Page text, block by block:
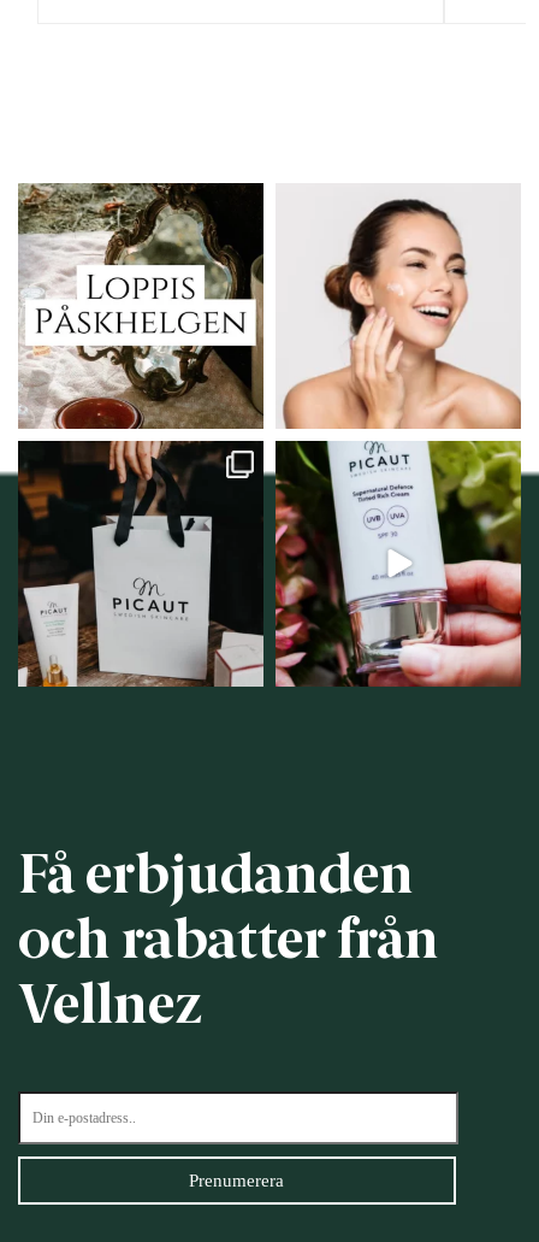
Vi skall ha loppis!
I Vellnez anda;...
6 0
Behandlingserbjudande
februari-mars!
Vi...
0
Vellnez – din
samlingsplats för
personlig handel i
12 0
Njut av solens härliga
strålar men skydda dig...
12 1
Få erbjudanden
och rabatter från
Vellnez